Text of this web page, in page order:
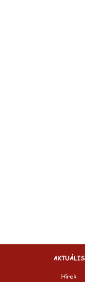
AKTUÁLIS
Hírek